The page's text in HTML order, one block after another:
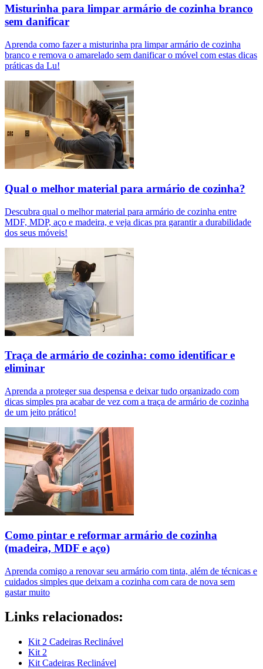
Misturinha para limpar armário de cozinha branco
sem danificar
Aprenda como fazer a misturinha pra limpar armário de cozinha
branco e remova o amarelado sem danificar o móvel com estas dicas
práticas da Lu!
Qual o melhor material para armário de cozinha?
Descubra qual o melhor material para armário de cozinha entre
MDF, MDP, aço e madeira, e veja dicas pra garantir a durabilidade
dos seus móveis!
Traça de armário de cozinha: como identificar e
eliminar
Aprenda a proteger sua despensa e deixar tudo organizado com
dicas simples pra acabar de vez com a traça de armário de cozinha
de um jeito prático!
Como pintar e reformar armário de cozinha
(madeira, MDF e aço)
Aprenda comigo a renovar seu armário com tinta, além de técnicas e
cuidados simples que deixam a cozinha com cara de nova sem
gastar muito
Links relacionados:
Kit 2 Cadeiras Reclinável
Kit 2
Kit Cadeiras Reclinável